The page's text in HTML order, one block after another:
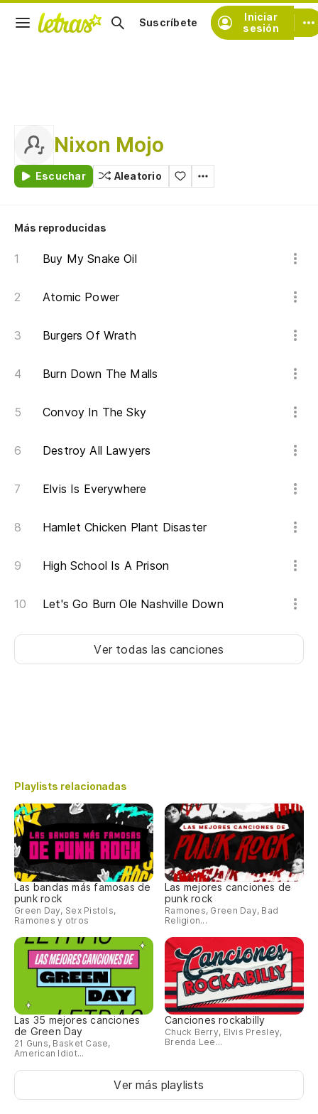
Iniciar
sesión
Suscríbete
Nixon Mojo
Escuchar Aleatorio
Más reproducidas
Buy My Snake Oil
Atomic Power
Burgers Of Wrath
Burn Down The Malls
Convoy In The Sky
Destroy All Lawyers
Elvis Is Everywhere
Hamlet Chicken Plant Disaster
High School Is A Prison
Let's Go Burn Ole Nashville Down
Ver todas las canciones
Playlists relacionadas
Las bandas más famosas de
punk rock
Green Day, Sex Pistols,
Ramones y otros
Las mejores canciones de
punk rock
Ramones, Green Day, Bad
Religion...
Las 35 mejores canciones
de Green Day
21 Guns, Basket Case,
American Idiot...
Canciones rockabilly
Chuck Berry, Elvis Presley,
Brenda Lee...
Ver más playlists